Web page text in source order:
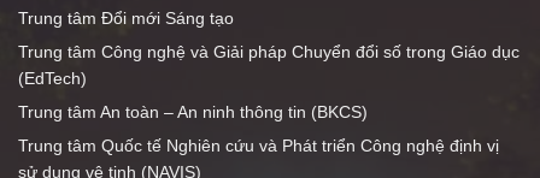
Trung tâm Đổi mới Sáng tạo
Trung tâm Công nghệ và Giải pháp Chuyển đổi số trong Giáo dục
(EdTech)
Trung tâm An toàn – An ninh thông tin (BKCS)
Trung tâm Quốc tế Nghiên cứu và Phát triển Công nghệ định vị
sử dụng vệ tinh (NAVIS)